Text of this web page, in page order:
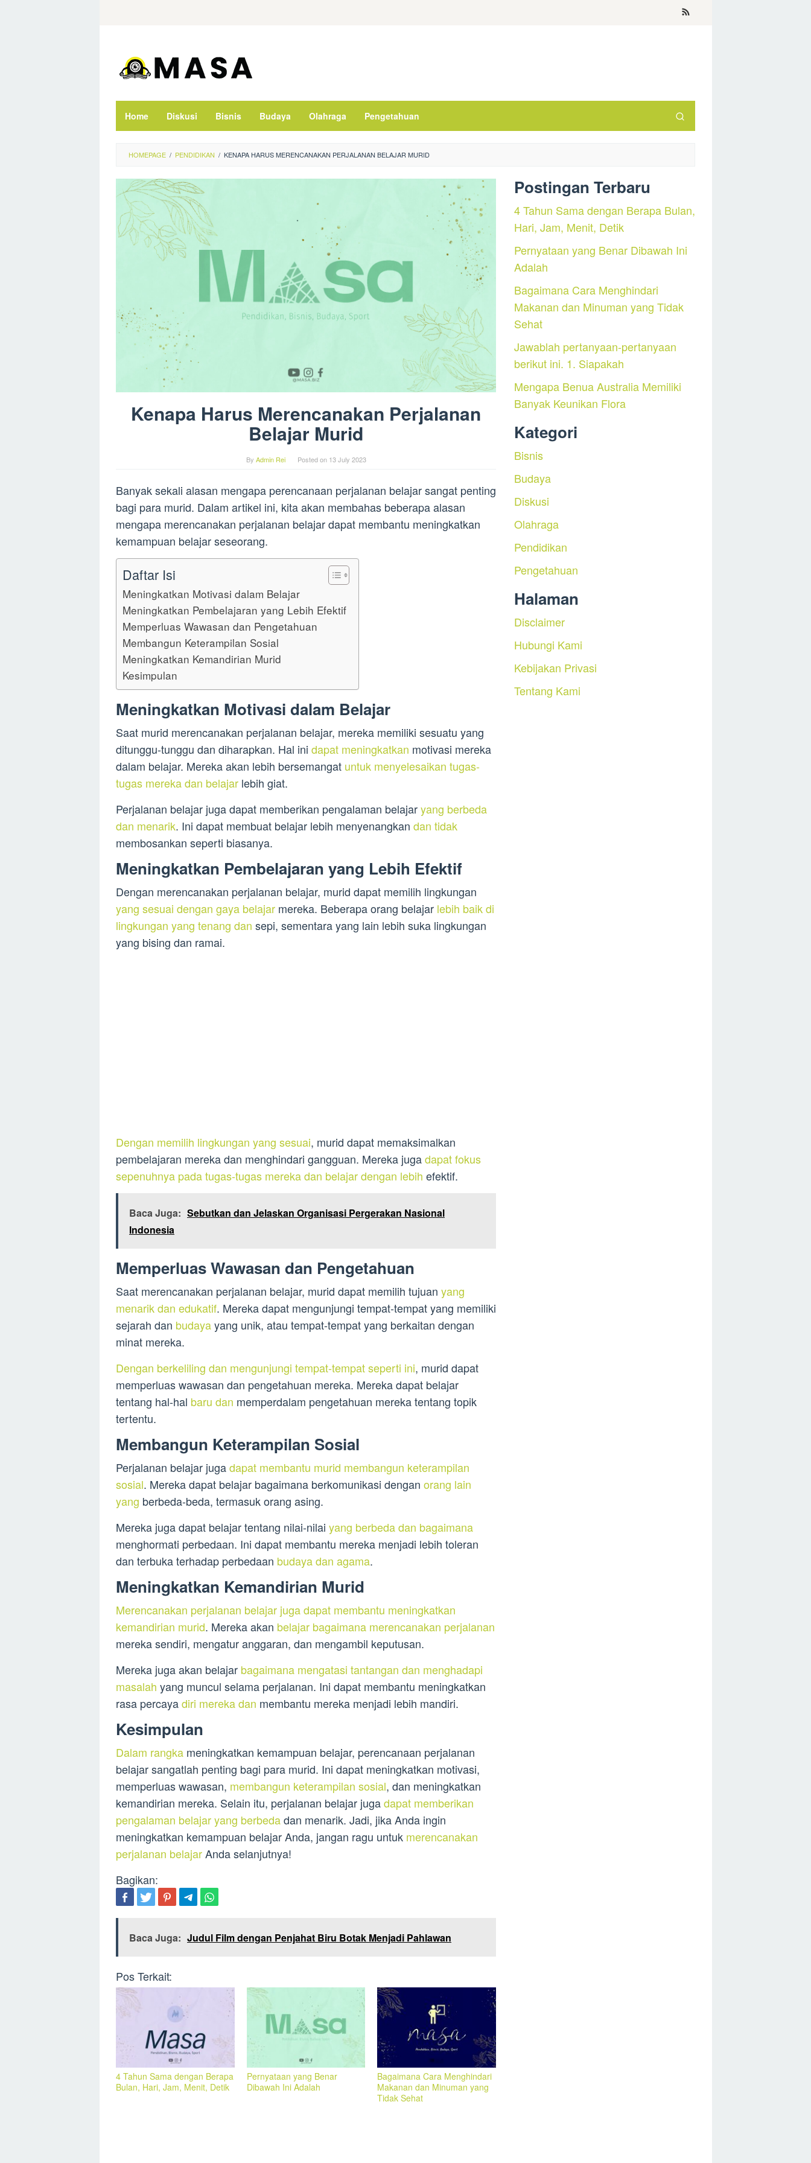
Home Diskusi Bisnis Budaya Olahraga Pengetahuan
HOMEPAGE / PENDIDIKAN / KENAPA HARUS MERENCANAKAN PERJALANAN BELAJAR MURID
Kenapa Harus Merencanakan Perjalanan
Belajar Murid
By Admin Rei Posted on 13 July 2023
Banyak sekali alasan mengapa perencanaan perjalanan belajar sangat penting
bagi para murid. Dalam artikel ini, kita akan membahas beberapa alasan
mengapa merencanakan perjalanan belajar dapat membantu meningkatkan
kemampuan belajar seseorang.
Daftar Isi
Meningkatkan Motivasi dalam Belajar
Meningkatkan Pembelajaran yang Lebih Efektif
Memperluas Wawasan dan Pengetahuan
Membangun Keterampilan Sosial
Meningkatkan Kemandirian Murid
Kesimpulan
Meningkatkan Motivasi dalam Belajar
Saat murid merencanakan perjalanan belajar, mereka memiliki sesuatu yang
ditunggu-tunggu dan diharapkan. Hal ini dapat meningkatkan motivasi mereka
dalam belajar. Mereka akan lebih bersemangat untuk menyelesaikan tugas-
tugas mereka dan belajar lebih giat.
Perjalanan belajar juga dapat memberikan pengalaman belajaryang berbeda
dan menarik. Ini dapat membuat belajar lebih menyenangkan dan tidak
membosankan seperti biasanya.
Meningkatkan Pembelajaran yang Lebih Efektif
Dengan merencanakan perjalanan belajar, murid dapat memilih lingkungan
yang sesuai dengan gaya belajar mereka. Beberapa orang belajar lebih baik di
lingkungan yang tenang dan sepi, sementara yang lain lebih suka lingkungan
yang bising dan ramai.
Dengan memilih lingkungan yang sesuai, murid dapat memaksimalkan
pembelajaran mereka dan menghindari gangguan. Mereka jugadapat fokus
sepenuhnya pada tugas-tugas mereka dan belajar dengan lebih efektif.
Baca Juga: Sebutkan dan Jelaskan Organisasi Pergerakan Nasional
Indonesia
Memperluas Wawasan dan Pengetahuan
Saat merencanakan perjalanan belajar, murid dapat memilih tujuan yang
menarik dan edukatif. Mereka dapat mengunjungi tempat-tempat yang memiliki
sejarah dan budayayang unik, atau tempat-tempat yang berkaitan dengan
minat mereka.
Dengan berkeliling dan mengunjungi tempat-tempat seperti ini, murid dapat
memperluas wawasan dan pengetahuan mereka. Mereka dapat belajar
tentang hal-hal baru dan memperdalam pengetahuan mereka tentang topik
tertentu.
Membangun Keterampilan Sosial
Perjalanan belajar jugadapat membantu murid membangun keterampilan
sosial. Mereka dapat belajar bagaimana berkomunikasi dengan orang lain
yang berbeda-beda, termasuk orang asing.
Mereka juga dapat belajar tentang nilai-nilai yang berbeda dan bagaimana
menghormati perbedaan. Ini dapat membantu mereka menjadi lebih toleran
dan terbuka terhadap perbedaan budaya dan agama.
Meningkatkan Kemandirian Murid
Merencanakan perjalanan belajar juga dapat membantu meningkatkan
kemandirian murid. Mereka akan belajar bagaimana merencanakan perjalanan
mereka sendiri, mengatur anggaran, dan mengambil keputusan.
Mereka juga akan belajar bagaimana mengatasi tantangan dan menghadapi
masalah yang muncul selama perjalanan. Ini dapat membantu meningkatkan
rasa percayadiri mereka dan membantu mereka menjadi lebih mandiri.
Kesimpulan
Dalam rangka meningkatkan kemampuan belajar, perencanaan perjalanan
belajar sangatlah penting bagi para murid. Ini dapat meningkatkan motivasi,
memperluas wawasan, membangun keterampilan sosial, dan meningkatkan
kemandirian mereka. Selain itu, perjalanan belajar jugadapat memberikan
pengalaman belajar yang berbedadan menarik. Jadi, jika Anda ingin
meningkatkan kemampuan belajar Anda, jangan ragu untuk merencanakan
perjalanan belajarAnda selanjutnya!
Bagikan:
Baca Juga: Judul Film dengan Penjahat Biru Botak Menjadi Pahlawan
Pos Terkait:
4 Tahun Sama dengan Berapa
Bulan, Hari, Jam, Menit, Detik
Pernyataan yang Benar
Dibawah Ini Adalah
Bagaimana Cara Menghindari
Makanan dan Minuman yang
Tidak Sehat
Postingan Terbaru
4 Tahun Sama dengan Berapa Bulan,
Hari, Jam, Menit, Detik
Pernyataan yang Benar Dibawah Ini
Adalah
Bagaimana Cara Menghindari
Makanan dan Minuman yang Tidak
Sehat
Jawablah pertanyaan-pertanyaan
berikut ini. 1. Siapakah
Mengapa Benua Australia Memiliki
Banyak Keunikan Flora
Kategori
Bisnis
Budaya
Diskusi
Olahraga
Pendidikan
Pengetahuan
Halaman
Disclaimer
Hubungi Kami
Kebijakan Privasi
Tentang Kami